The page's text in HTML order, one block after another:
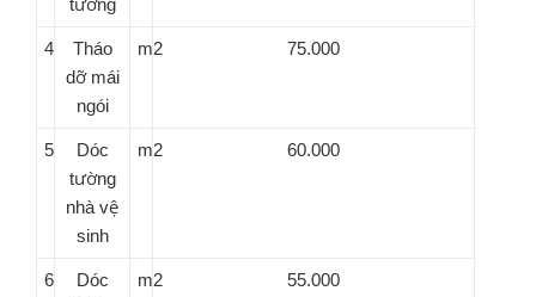
tường
4
Tháo
dỡ mái
ngói
m2 75.000
5
Dóc
tường
nhà vệ
sinh
m2 60.000
6
Dóc
m2 55.000